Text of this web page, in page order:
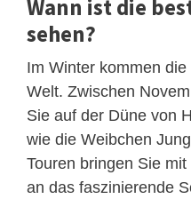
Wann ist die
sehen?
Im Winter kommen
Welt. Zwischen
Sie auf der Düne von
wie die Weibchen
Touren bringen Sie
an das faszinierende